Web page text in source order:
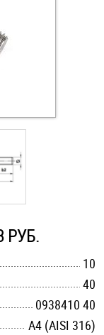
РУБ.
10
40
0938410 40
A4 (AISI 316)